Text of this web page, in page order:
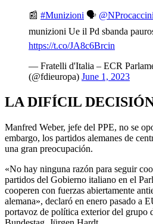
📰 #Munizioni 🗣 @NProcaccini
munizioni Ue il Pd sbanda
https://t.co/JA8c6Brcin
— Fratelli d'Italia – ECR
(@fdieuropa) June 1, 2023
LA DIFÍCIL
Manfred Weber, jefe del PPE, no se
embargo, los partidos alemanes de
una gran preocupación.
«No hay ninguna razón para seguir
partidos del Gobierno italiano en el
cooperen con fuerzas abiertamente
alemana», declaró en enero pasado a
portavoz de política exterior del grupo